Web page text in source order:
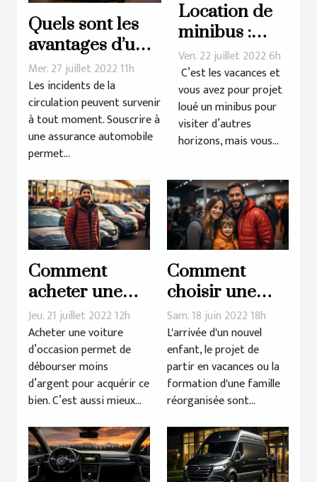
Quels sont les
avantages d’une
assurance
automobile pour
une location ?
Mer. 27 juillet 2022 11h
Les incidents de la
circulation peuvent survenir
à tout moment. Souscrire à
une assurance automobile
permet...
Location de
minibus :
critères à
prendre en
compte
Ven. 22 juillet 2022 6h
C’est les vacances et
vous avez pour projet
loué un minibus pour
visiter d’autres
horizons, mais vous...
Comment
acheter une
voiture
d’occasion
récente ?
Jeu. 21 juillet 2022 12h
Acheter une voiture
d’occasion permet de
débourser moins
d’argent pour acquérir ce
bien. C’est aussi mieux...
Comment
choisir une
voiture pour la
famille ?
Sam. 18 juin 2022 18h
L'arrivée d'un nouvel
enfant, le projet de
partir en vacances ou la
formation d'une famille
réorganisée sont...